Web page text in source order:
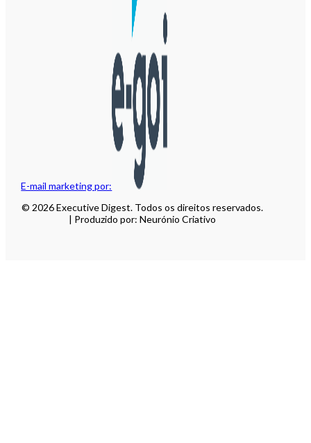
E-mail marketing por:
© 2026 Executive Digest. Todos os direitos reservados.
| Produzido por: Neurónio Criativo